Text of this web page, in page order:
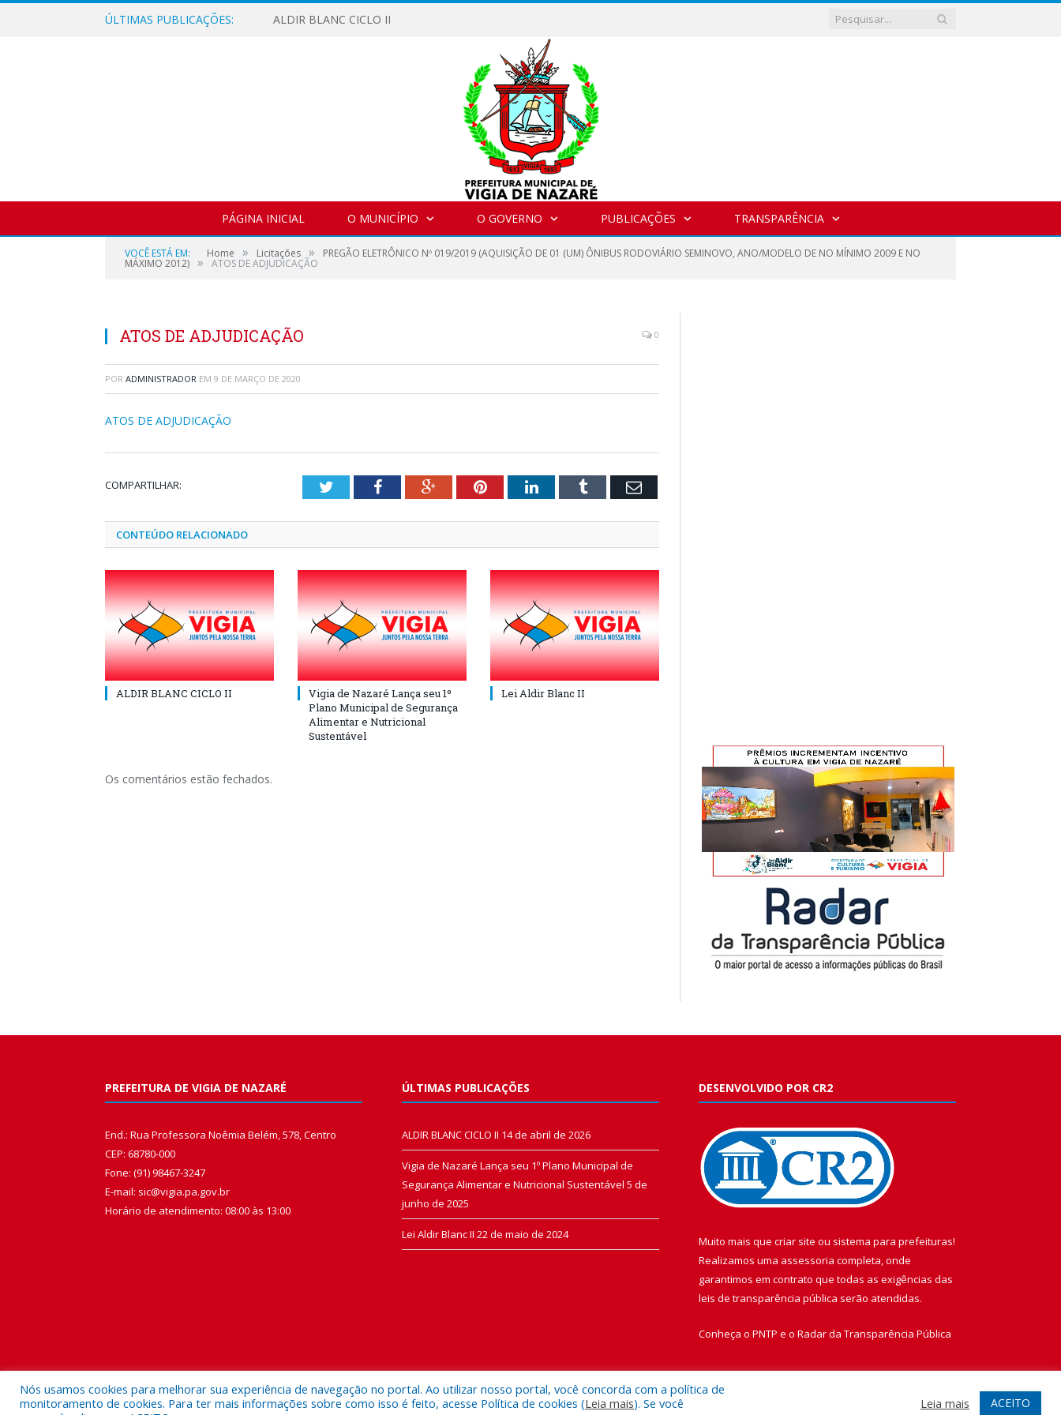
ÚLTIMAS PUBLICAÇÕES: ALDIR BLANC CICLO II
PÁGINA INICIAL O MUNICÍPIO O GOVERNO PUBLICAÇÕES TRANSPARÊNCIA
VOCÊ ESTÁ EM: Home » Licitações » PREGÃO ELETRÔNICO Nº 019/2019 (AQUISIÇÃO DE 01 (UM) ÔNIBUS RODOVIÁRIO SEMINOVO, ANO/MODELO DE NO MÍNIMO 2009 E NO
MÁXIMO 2012) » ATOS DE ADJUDICAÇÃO
ATOS DE ADJUDICAÇÃO 0
POR ADMINISTRADOR EM 9 DE MARÇO DE 2020
ATOS DE ADJUDICAÇÃO
COMPARTILHAR: TwitterFacebookGoogle+PinterestLinkedInTumblr Email
CONTEÚDO RELACIONADO
ALDIR BLANC CICLO II
Vigia de Nazaré Lança seu 1º
Plano Municipal de Segurança
Alimentar e Nutricional
Sustentável
Lei Aldir Blanc II
Os comentários estão fechados.
PREFEITURA DE VIGIA DE NAZARÉ
End.: Rua Professora Noêmia Belém, 578, Centro
CEP: 68780-000
Fone: (91) 98467-3247
E-mail: sic@vigia.pa.gov.br
Horário de atendimento: 08:00 às 13:00
ÚLTIMAS PUBLICAÇÕES
ALDIR BLANC CICLO II 14 de abril de 2026
Vigia de Nazaré Lança seu 1º Plano Municipal de
Segurança Alimentar e Nutricional Sustentável 5 de
junho de 2025
Lei Aldir Blanc II 22 de maio de 2024
DESENVOLVIDO POR CR2
Muito mais que criar site ou sistema para prefeituras!
Realizamos uma assessoria completa, onde
garantimos em contrato que todas as exigências das
leis de transparência pública serão atendidas.
Conheça o PNTP e o Radar da Transparência Pública
Nós usamos cookies para melhorar sua experiência de navegação no portal. Ao utilizar nosso portal, você concorda com a política de
monitoramento de cookies. Para ter mais informações sobre como isso é feito, acesse Política de cookies (Leia mais). Se você
Leia mais ACEITO